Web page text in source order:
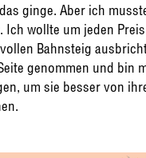
ginge. Aber ich
Ich wollte um jeden
Bahnsteig
genommen und bin
um sie besser von